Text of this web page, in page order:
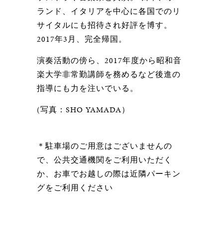
ランド、イタリアを中心に各国でのリ
サイタルにも招待され好評を博す。
2017年3月、完全帰国。
演奏活動の傍ら、2017年度から昭和音
楽大学非常勤講師を務めるなど後進の
指導にも力を注いでいる。
(写真：SHO YAMADA）
＊駐車場のご用意はございませんの
で、公共交通機関をご利用いただく
か、お車でお越しの際は近隣パーキン
グをご利用ください